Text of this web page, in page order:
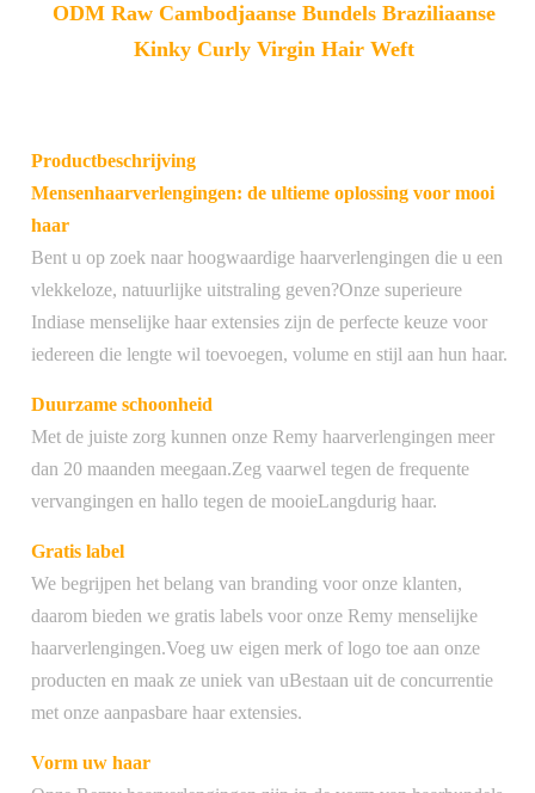
ODM Raw Cambodjaanse Bundels Braziliaanse
Kinky Curly Virgin Hair Weft
Productbeschrijving
Mensenhaarverlengingen: de ultieme oplossing voor mooi
haar
Bent u op zoek naar hoogwaardige haarverlengingen die u een
vlekkeloze, natuurlijke uitstraling geven?Onze superieure
Indiase menselijke haar extensies zijn de perfecte keuze voor
iedereen die lengte wil toevoegen, volume en stijl aan hun haar.
Duurzame schoonheid
Met de juiste zorg kunnen onze Remy haarverlengingen meer
dan 20 maanden meegaan.Zeg vaarwel tegen de frequente
vervangingen en hallo tegen de mooieLangdurig haar.
Gratis label
We begrijpen het belang van branding voor onze klanten,
daarom bieden we gratis labels voor onze Remy menselijke
haarverlengingen.Voeg uw eigen merk of logo toe aan onze
producten en maak ze uniek van uBestaan uit de concurrentie
met onze aanpasbare haar extensies.
Vorm uw haar